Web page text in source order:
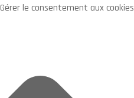
Gérer le consentement aux cookies